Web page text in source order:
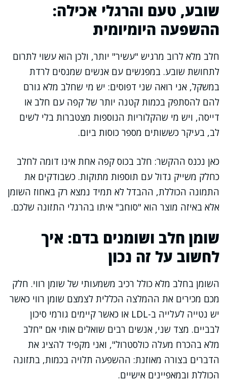
שובע, טעם והרגלי אכילה:
ההשפעה היומיומית
חלב מלא לרוב מרגיש "עשיר" יותר, ולכן הוא עשוי לתרום
לתחושת שובע. במפגשים עם אנשים שמנסים לרדת
במשקל, אני רואה שני דפוסים: יש מי שחלב מלא גורם
להם להסתפק בכמות קטנה יותר של קפה עם חלב או
דייסה, ויש מי שהקלוריות הנוספות מצטברות בלי לשים
לב, בעיקר כששותים מספר כוסות ביום.
כאן נכנס ההקשר: חלב בכוס קפה אחת אינו דומה לחלב
כחלק משייק גדול עם תוספות מתוקות. כשבודקים את
התמונה הכוללת, ההבדל לא תמיד נמצא רק באחוז השומן
אלא באיזה מוצר הוא "סוחב" איתו בהרגלי התזונה שלכם.
שומן חלב ושומנים בדם: איך
לחשוב על זה נכון
השומן בחלב מלא כולל רכיב משמעותי של שומן רווי. חלק
מכם מכירים את ההמלצה הכללית לצמצם שומן רווי כאשר
יש נטייה לעלייה ב-LDL או כאשר קיימים גורמי סיכון
לבביים. מצד שני, אנשים רבים שואלים אותי אם "חלב
מלא בהכרח מעלה כולסטרול", ואני מקפיד להציג את
הדברים בצורה מאוזנת: ההשפעה תלויה בכמות, בתזונה
הכוללת ובמאפיינים אישיים.